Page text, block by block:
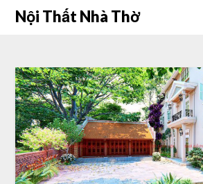
SkipNội Thất Nhà Thờ